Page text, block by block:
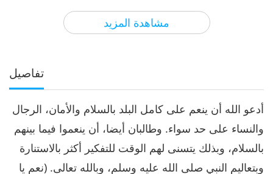
مشاهدة المزيد
بين المعلمة والتلاميذ 2021-09-30
تفاصيل
أدعو الله أن ينعم على كامل البلد بالسلام والأمان، الرجال
والنساء على حد سواء. وطالبان أيضا، أن ينعموا فيما بينهم
بالسلام، وبذلك يتسنى لهم الوقت للتفكير أكثر بالاستنارة
وبتعاليم النبي صلى الله عليه وسلم، وبالله تعالى. (نعم يا